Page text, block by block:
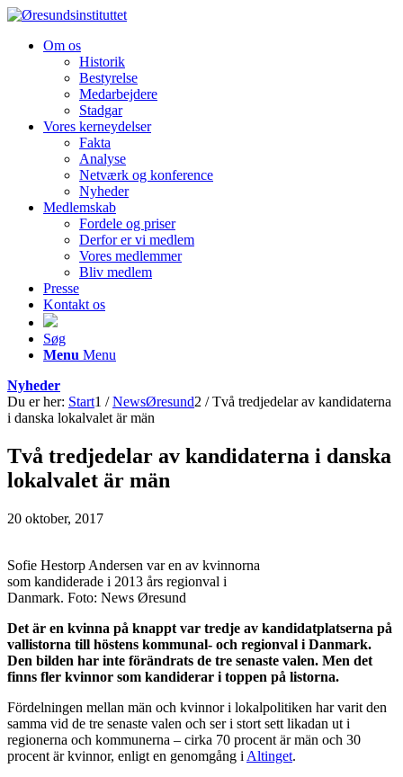
Om os
Historik
Bestyrelse
Medarbejdere
Stadgar
Vores kerneydelser
Fakta
Analyse
Netværk og konference
Nyheder
Medlemskab
Fordele og priser
Derfor er vi medlem
Vores medlemmer
Bliv medlem
Presse
Kontakt os
Søg
Menu Menu
Nyheder
Du er her: Start1 / NewsØresund2 / Två tredjedelar av kandidaterna
i danska lokalvalet är män
Två tredjedelar av kandidaterna i danska
lokalvalet är män
20 oktober, 2017
Sofie Hestorp Andersen var en av kvinnorna
som kandiderade i 2013 års regionval i
Danmark. Foto: News Øresund
Det är en kvinna på knappt var tredje av kandidatplatserna på
vallistorna till höstens kommunal- och regionval i Danmark.
Den bilden har inte förändrats de tre senaste valen. Men det
finns fler kvinnor som kandiderar i toppen på listorna.
Fördelningen mellan män och kvinnor i lokalpolitiken har varit den
samma vid de tre senaste valen och ser i stort sett likadan ut i
regionerna och kommunerna – cirka 70 procent är män och 30
procent är kvinnor, enligt en genomgång i Altinget.